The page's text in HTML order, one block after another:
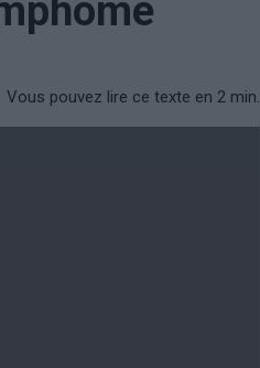
Vous pouvez lire ce texte en 2 min.